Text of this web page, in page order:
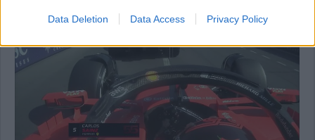
Data Deletion Data Access Privacy Policy